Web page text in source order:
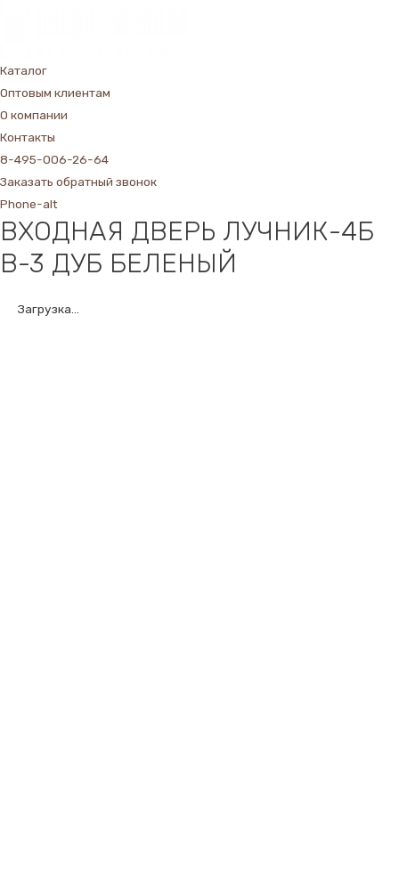
Каталог
Оптовым клиентам
О компании
Контакты
8-495-006-26-64
Заказать обратный звонок
Phone-alt
ВХОДНАЯ ДВЕРЬ ЛУЧНИК-4Б
В-3 ДУБ БЕЛЕНЫЙ
Загрузка...